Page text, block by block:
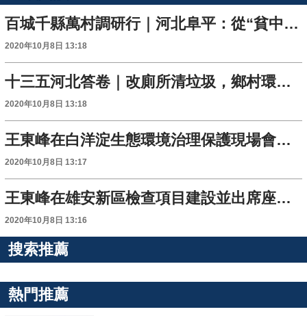
百城千縣萬村調研行｜河北阜平：從“貧中之貧”到“黃土生金”
2020年10月8日 13:18
十三五河北答卷｜改廁所清垃圾，鄉村環境大變樣
2020年10月8日 13:18
王東峰在白洋淀生態環境治理保護現場會上強調：深入貫徹習近平總書記重要指示精神和黨中央決策部署 全力做好雄安新區防洪排澇和白洋淀生態環境治理工作
2020年10月8日 13:17
王東峰在雄安新區檢查項目建設並出席座談會
2020年10月8日 13:16
搜索推薦
熱門推薦